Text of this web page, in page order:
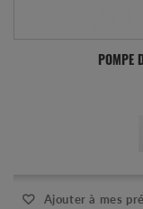
POMPE
Ajouter à mes